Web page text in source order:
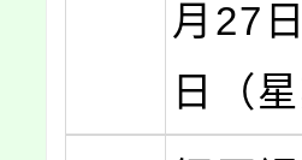
月27
日（